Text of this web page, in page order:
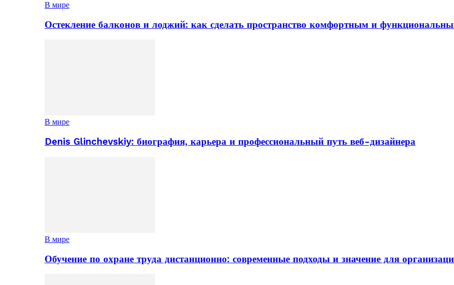
В мире
Остекление балконов и лоджий: как сделать пространство комфортным и
В мире
Denis Glinchevskiy: биография, карьера и профессиональный путь веб-дизайнера
В мире
Обучение по охране труда дистанционно: современные подходы и значение для